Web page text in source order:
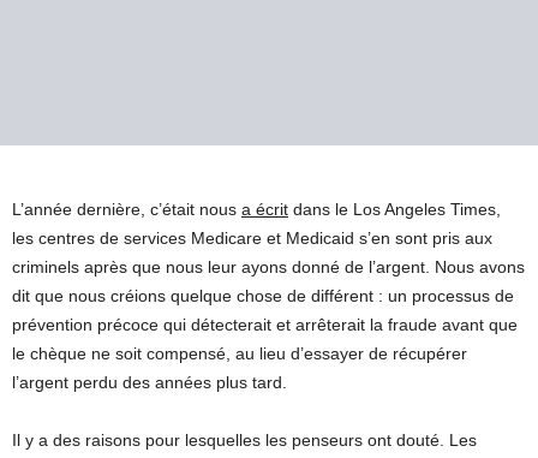
L’année dernière, c’était nous a écrit dans le Los Angeles Times,
les centres de services Medicare et Medicaid s’en sont pris aux
criminels après que nous leur ayons donné de l’argent. Nous avons
dit que nous créions quelque chose de différent : un processus de
prévention précoce qui détecterait et arrêterait la fraude avant que
le chèque ne soit compensé, au lieu d’essayer de récupérer
l’argent perdu des années plus tard.
Il y a des raisons pour lesquelles les penseurs ont douté. Les